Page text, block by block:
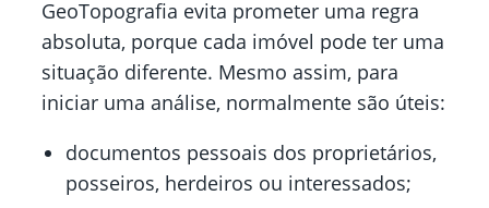
GeoTopografia evita prometer uma regra
absoluta, porque cada imóvel pode ter uma
situação diferente. Mesmo assim, para
iniciar uma análise, normalmente são úteis:
documentos pessoais dos proprietários,
posseiros, herdeiros ou interessados;